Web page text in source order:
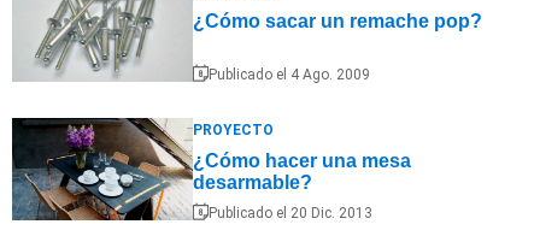
¿Cómo sacar un remache pop?
Publicado el 4 Ago. 2009
PROYECTO
¿Cómo hacer una mesa
desarmable?
Publicado el 20 Dic. 2013